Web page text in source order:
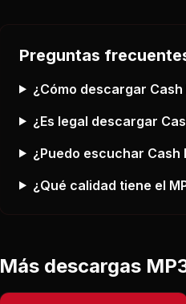
Preguntas
¿Cómo descargar
¿Es legal descargar
¿Puedo escuchar Cash
¿Qué calidad tiene el
Más descargas